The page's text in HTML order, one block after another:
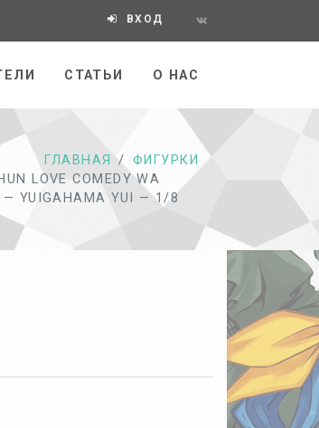
ВХОД
СТАТЬИ О НАС
ГЛАВНАЯ
ФИГУРКИ
LOVE COMEDY WA
— YUIGAHAMA YUI — 1/8